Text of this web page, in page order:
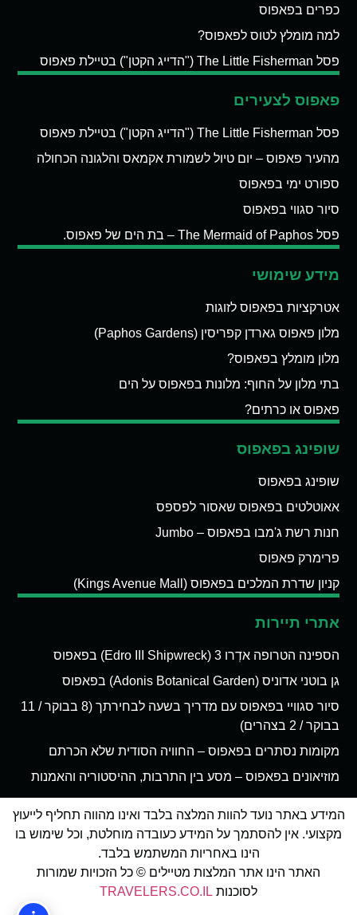
כפרים בפאפוס
למה מומלץ לטוס לפאפוס?
פסל The Little Fisherman ("הדייג הקטן") בטיילת פאפוס
פאפוס לצעירים
פסל The Little Fisherman ("הדייג הקטן") בטיילת פאפוס
מהעיר פאפוס – יום טיול לשמורת אקמאס והלגונה הכחולה
ספורט ימי בפאפוס
סיור סגווי בפאפוס
פסל The Mermaid of Paphos – בת הים של פאפוס.
מידע שימושי
אטרקציות בפאפוס לזוגות
מלון פאפוס גארדן קפריסין (Paphos Gardens)
מלון מומלץ בפאפוס?
בתי מלון על החוף: מלונות בפאפוס על הים
פאפוס או כרתים?
שופינג בפאפוס
שופינג בפאפוס
אאוטלטים בפאפוס שאסור לפספס
חנות רשת ג'מבו בפאפוס – Jumbo
פרימרק פאפוס
קניון שדרת המלכים בפאפוס (Kings Avenue Mall)
אתרי תיירות
הספינה הטרופה אדְרו 3 (Edro III Shipwreck) בפאפוס
גן בוטני אדוניס (Adonis Botanical Garden) בפאפוס
סיור סגוויי בפאפוס עם מדריך בשעה לבחירתך (8 בבוקר / 11
בבוקר / 2 בצהרים)
מקומות נסתרים בפאפוס – החוויה הסודית שלא הכרתם
מוזיאונים בפאפוס – מסע בין התרבות, ההיסטוריה והאמנות
המידע באתר נועד להוות המלצה בלבד ואינו מהווה תחליף לייעוץ
מקצועי. אין להסתמך על המידע כעובדה מוחלטת, וכל שימוש בו
הינו באחריות המשתמש בלבד.
האתר הינו אתר המלצות מטיילים © כל הזכויות שמורות
לסוכנות TRAVELERS.CO.IL